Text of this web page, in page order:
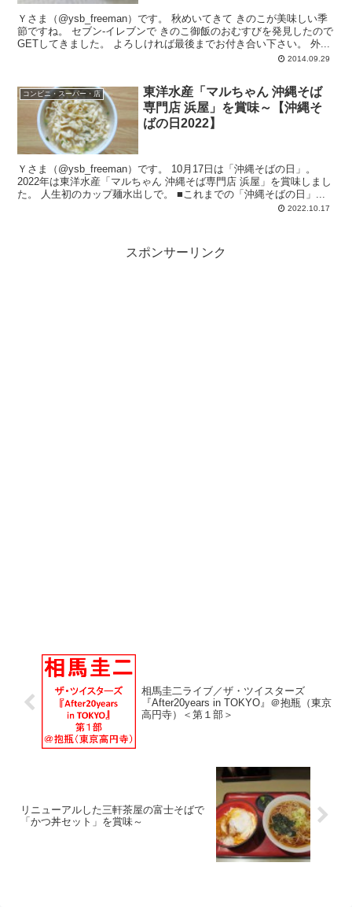
Ｙさま（@ysb_freeman）です。 秋めいてきて きのこが美味しい季
節ですね。 セブン-イレブンで きのこ御飯のおむすびを発見したので
GETしてきました。 よろしければ最後までお付き合い下さい。 外...
2014.09.29
コンビニ・スーパー・店
東洋水産「マルちゃん 沖縄そば
専門店 浜屋」を賞味～【沖縄そ
ばの日2022】
Ｙさま（@ysb_freeman）です。 10月17日は「沖縄そばの日」。
2022年は東洋水産「マルちゃん 沖縄そば専門店 浜屋」を賞味しまし
た。 人生初のカップ麺水出しで。 ■これまでの「沖縄そばの日」...
2022.10.17
スポンサーリンク
相馬圭二ライブ／ザ・ツイスターズ
『After20years in TOKYO』＠抱瓶（東京
高円寺）＜第１部＞
リニューアルした三軒茶屋の富士そばで
「かつ丼セット」を賞味～